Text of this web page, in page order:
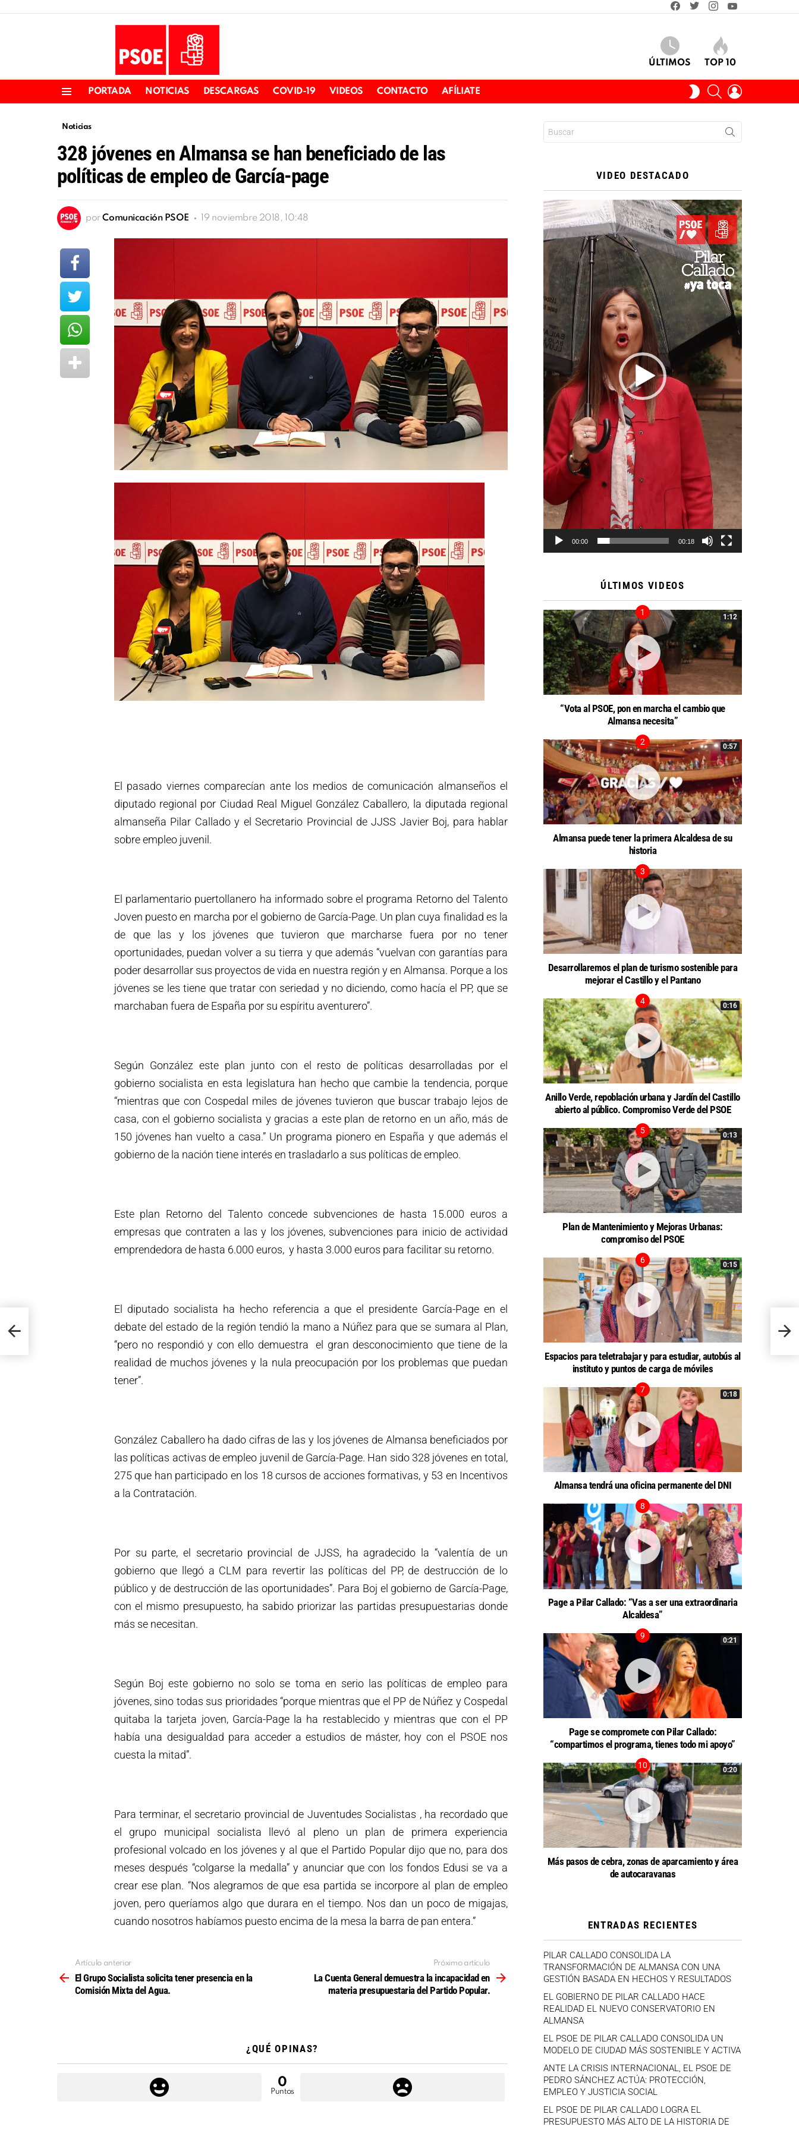
ÚLTIMOS TOP 10
PORTADA NOTICIAS DESCARGAS COVID-19 VIDEOS CONTACTO AFÍLIATE
SWITCH
SKIN
BUSCAR
Noticias
328 jóvenes en Almansa se han beneficiado de las
políticas de empleo de García-page
por Comunicación PSOE 19 noviembre 2018, 10:48
El pasado viernes comparecían ante los medios de comunicación almanseños el
diputado regional por Ciudad Real Miguel González Caballero, la diputada regional
almanseña Pilar Callado y el Secretario Provincial de JJSS Javier Boj, para hablar
sobre empleo juvenil.
El parlamentario puertollanero ha informado sobre el programa Retorno del Talento
Joven puesto en marcha por el gobierno de García-Page. Un plan cuya finalidad es la
de que las y los jóvenes que tuvieron que marcharse fuera por no tener
oportunidades, puedan volver a su tierra y que además “vuelvan con garantías para
poder desarrollar sus proyectos de vida en nuestra región y en Almansa. Porque a los
jóvenes se les tiene que tratar con seriedad y no diciendo, como hacía el PP, que se
marchaban fuera de España por su espíritu aventurero”.
Según González este plan junto con el resto de políticas desarrolladas por el
gobierno socialista en esta legislatura han hecho que cambie la tendencia, porque
“mientras que con Cospedal miles de jóvenes tuvieron que buscar trabajo lejos de
casa, con el gobierno socialista y gracias a este plan de retorno en un año, más de
150 jóvenes han vuelto a casa.” Un programa pionero en España y que además el
gobierno de la nación tiene interés en trasladarlo a sus políticas de empleo.
Este plan Retorno del Talento concede subvenciones de hasta 15.000 euros a
empresas que contraten a las y los jóvenes, subvenciones para inicio de actividad
emprendedora de hasta 6.000 euros, y hasta 3.000 euros para facilitar su retorno.
El diputado socialista ha hecho referencia a que el presidente García-Page en el
debate del estado de la región tendió la mano a Núñez para que se sumara al Plan,
“pero no respondió y con ello demuestra el gran desconocimiento que tiene de la
realidad de muchos jóvenes y la nula preocupación por los problemas que puedan
tener”.
González Caballero ha dado cifras de las y los jóvenes de Almansa beneficiados por
las políticas activas de empleo juvenil de García-Page. Han sido 328 jóvenes en total,
275 que han participado en los 18 cursos de acciones formativas, y 53 en Incentivos
a la Contratación.
Por su parte, el secretario provincial de JJSS, ha agradecido la “valentía de un
gobierno que llegó a CLM para revertir las políticas del PP, de destrucción de lo
público y de destrucción de las oportunidades”. Para Boj el gobierno de García-Page,
con el mismo presupuesto, ha sabido priorizar las partidas presupuestarias donde
más se necesitan.
Según Boj este gobierno no solo se toma en serio las políticas de empleo para
jóvenes, sino todas sus prioridades “porque mientras que el PP de Núñez y Cospedal
quitaba la tarjeta joven, García-Page la ha restablecido y mientras que con el PP
había una desigualdad para acceder a estudios de máster, hoy con el PSOE nos
cuesta la mitad”.
Para terminar, el secretario provincial de Juventudes Socialistas , ha recordado que
el grupo municipal socialista llevó al pleno un plan de primera experiencia
profesional volcado en los jóvenes y al que el Partido Popular dijo que no, para dos
meses después “colgarse la medalla” y anunciar que con los fondos Edusi se va a
crear ese plan. “Nos alegramos de que esa partida se incorpore al plan de empleo
joven, pero queríamos algo que durara en el tiempo. Nos dan un poco de migajas,
cuando nosotros habíamos puesto encima de la mesa la barra de pan entera.”
más
Artículo anterior
El Grupo Socialista solicita tener presencia en la
Comisión Mixta del Agua.
Próximo artículo
La Cuenta General demuestra la incapacidad en
materia presupuestaria del Partido Popular.
¿QUÉ OPINAS?
0
Puntos
La
VIDEO DESTACADO
Reproductor
de
vídeo
00:00 00:18
ÚLTIMOS VIDEOS
1:12
“Vota al PSOE, pon en marcha el cambio que
Almansa necesita”
0:57
Almansa puede tener la primera Alcaldesa de su
historia
Desarrollaremos el plan de turismo sostenible para
mejorar el Castillo y el Pantano
0:16
Anillo Verde, repoblación urbana y Jardín del Castillo
abierto al público. Compromiso Verde del PSOE
0:13
Plan de Mantenimiento y Mejoras Urbanas:
compromiso del PSOE
0:15
Espacios para teletrabajar y para estudiar, autobús al
instituto y puntos de carga de móviles
0:18
Almansa tendrá una oficina permanente del DNI
Page a Pilar Callado: “Vas a ser una extraordinaria
Alcaldesa”
0:21
Page se compromete con Pilar Callado:
“compartimos el programa, tienes todo mi apoyo”
0:20
Más pasos de cebra, zonas de aparcamiento y área
de autocaravanas
ENTRADAS RECIENTES
PILAR CALLADO CONSOLIDA LA
TRANSFORMACIÓN DE ALMANSA CON UNA
GESTIÓN BASADA EN HECHOS Y RESULTADOS
EL GOBIERNO DE PILAR CALLADO HACE
REALIDAD EL NUEVO CONSERVATORIO EN
ALMANSA
EL PSOE DE PILAR CALLADO CONSOLIDA UN
MODELO DE CIUDAD MÁS SOSTENIBLE Y ACTIVA
ANTE LA CRISIS INTERNACIONAL, EL PSOE DE
PEDRO SÁNCHEZ ACTÚA: PROTECCIÓN,
EMPLEO Y JUSTICIA SOCIAL
EL PSOE DE PILAR CALLADO LOGRA EL
PRESUPUESTO MÁS ALTO DE LA HISTORIA DE